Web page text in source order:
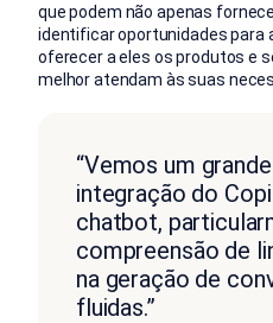
que podem não apenas
identificar oportunidades para
oferecer a eles os produtos e
melhor atendam às suas
“Vemos um
integração do
chatbot,
compreensão de
na geração de
fluidas.”